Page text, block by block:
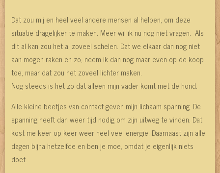
Dat zou mij en heel veel andere mensen al helpen, om deze
situatie dragelijker te maken. Meer wil ik nu nog niet vragen. Als
dit al kan zou het al zoveel schelen. Dat we elkaar dan nog niet
aan mogen raken en zo, neem ik dan nog maar even op de koop
toe, maar dat zou het zoveel lichter maken.
Nog steeds is het zo dat alleen mijn vader komt met de hond.
Alle kleine beetjes van contact geven mijn lichaam spanning. De
spanning heeft dan weer tijd nodig om zijn uitweg te vinden. Dat
kost me keer op keer weer heel veel energie. Daarnaast zijn alle
dagen bijna hetzelfde en ben je moe, omdat je eigenlijk niets
doet.